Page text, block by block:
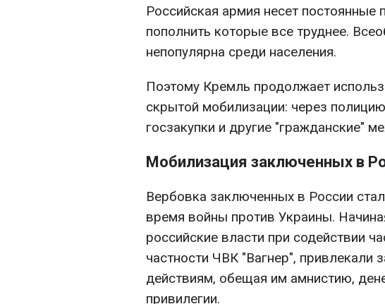
Российская армия несет постоянные
пополнить которые все труднее.
непопулярна среди населения.
Поэтому Кремль продолжает
скрытой мобилизации: через
госзакупки и другие "гражданские"
Мобилизация заключенных в
Вербовка заключенных в России
время войны против Украины.
российские власти при содействии
частности ЧВК "Вагнер", привлекали
действиям, обещая им амнистию,
привилегии.